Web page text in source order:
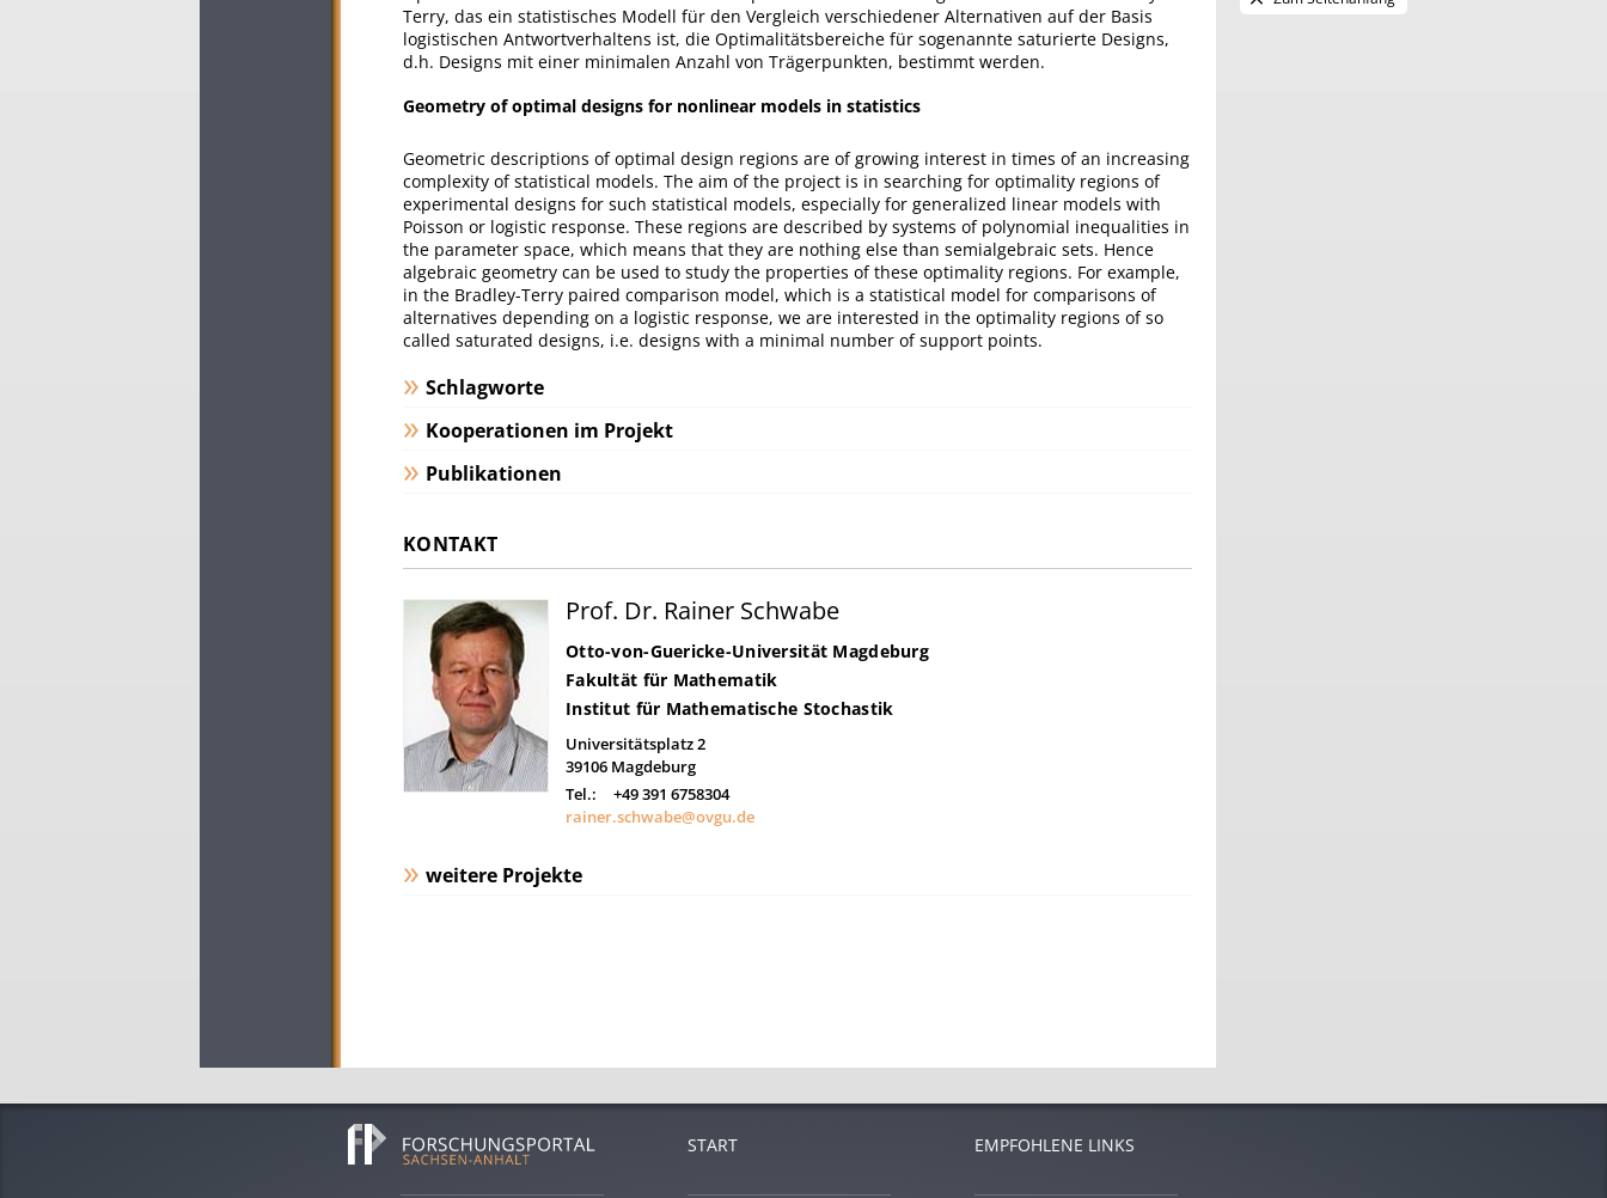
Terry, das ein statistisches Modell für den Vergleich verschiedener Alternativen auf der Basis
logistischen Antwortverhaltens ist, die Optimalitätsbereiche für sogenannte saturierte Designs,
d.h. Designs mit einer minimalen Anzahl von Trägerpunkten, bestimmt werden.
Geometry of optimal designs for nonlinear models in statistics
Geometric descriptions of optimal design regions are of growing interest in times of an increasing
complexity of statistical models. The aim of the project is in searching for optimality regions of
experimental designs for such statistical models, especially for generalized linear models with
Poisson or logistic response. These regions are described by systems of polynomial inequalities in
the parameter space, which means that they are nothing else than semialgebraic sets. Hence
algebraic geometry can be used to study the properties of these optimality regions. For example,
in the Bradley-Terry paired comparison model, which is a statistical model for comparisons of
alternatives depending on a logistic response, we are interested in the optimality regions of so
called saturated designs, i.e. designs with a minimal number of support points.
Schlagworte
Kooperationen im Projekt
Publikationen
KONTAKT
Prof. Dr. Rainer Schwabe
Otto-von-Guericke-Universität Magdeburg
Fakultät für Mathematik
Institut für Mathematische Stochastik
Universitätsplatz 2
39106 Magdeburg
Tel.:
+49 391 6758304
rainer.schwabe@ovgu.de
weitere Projekte
START EMPFOHLENE LINKS